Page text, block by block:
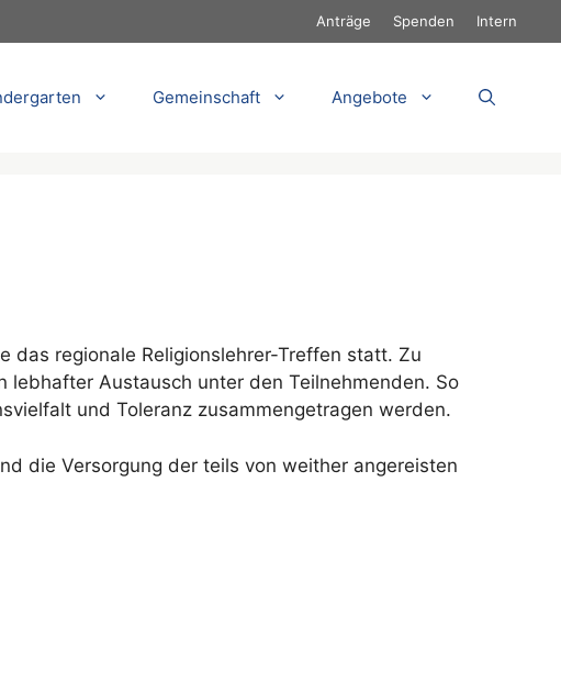
Anträge Spenden Intern
Gemeinschaft Angebote
das regionale Religionslehrer-Treffen statt. Zu
lebhafter Austausch unter den Teilnehmenden. So
und Toleranz zusammengetragen werden.
die Versorgung der teils von weither angereisten